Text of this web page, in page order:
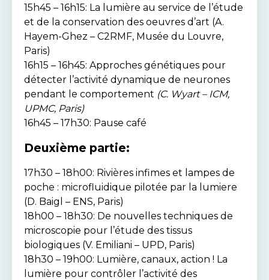
15h45 – 16h15: La lumière au service de l’étude
et de la conservation des oeuvres d’art (A.
Hayem-Ghez – C2RMF, Musée du Louvre,
Paris)
16h15 – 16h45: Approches génétiques pour
détecter l’activité dynamique de neurones
pendant le comportement (C. Wyart – ICM,
UPMC, Paris)
16h45 – 17h30: Pause café
Deuxième partie:
17h30 – 18h00: Rivières infimes et lampes de
poche : microfluidique pilotée par la lumiere
(D. Baigl – ENS, Paris)
18h00 – 18h30: De nouvelles techniques de
microscopie pour l’étude des tissus
biologiques (V. Emiliani – UPD, Paris)
18h30 – 19h00: Lumière, canaux, action ! La
lumière pour contrôler l’activité des